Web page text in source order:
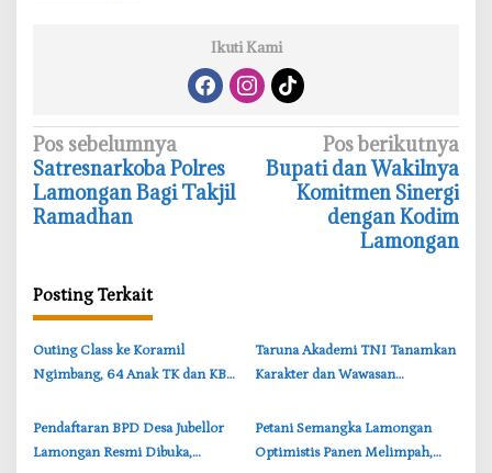
Ikuti Kami
N
a
v
a
i
o
s
Pos sebelumnya
Satresnarkoba Polres
Lamongan Bagi Takjil
Ramadhan
Pos berikutnya
Bupati dan Wakilnya
Komitmen Sinergi
dengan Kodim
Lamongan
Posting Terkait
‎Outing Class ke Koramil
Ngimbang, 64 Anak TK dan KB
‎Taruna Akademi TNI Tanamkan
Karakter dan Wawasan
Lamongan
Pendaftaran BPD Desa Jubellor
Lamongan Resmi Dibuka,
Petani Semangka Lamongan
Optimistis Panen Melimpah,